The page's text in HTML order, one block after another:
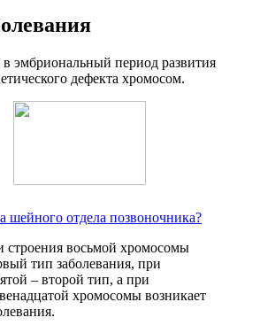
в эмбриональный период развития
дефекта хромосом.
шейного отдела позвоночника?
восьмой хромосомы
тип заболевания, при
– второй тип, а при
хромосомы возникает